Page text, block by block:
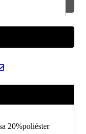
20%poliéster